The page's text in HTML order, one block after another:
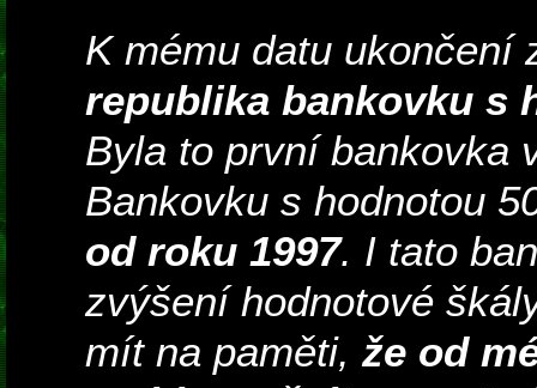
K mému datu
republika bankovku s
Byla to první bankovka
Bankovku s hodnotou
od roku 1997. I tato
zvýšení hodnotové
mít na paměti, že od